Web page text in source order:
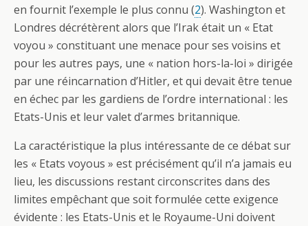
en fournit l’exemple le plus connu (2). Washington et
Londres décrétèrent alors que l’Irak était un « Etat
voyou » constituant une menace pour ses voisins et
pour les autres pays, une « nation hors-la-loi » dirigée
par une réincarnation d’Hitler, et qui devait être tenue
en échec par les gardiens de l’ordre international : les
Etats-Unis et leur valet d’armes britannique.
La caractéristique la plus intéressante de ce débat sur
les « Etats voyous » est précisément qu’il n’a jamais eu
lieu, les discussions restant circonscrites dans des
limites empêchant que soit formulée cette exigence
évidente : les Etats-Unis et le Royaume-Uni doivent